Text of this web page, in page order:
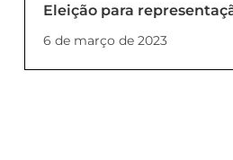
Eleição para
Unilins (PORTARIA Nº
6 de março de 2023